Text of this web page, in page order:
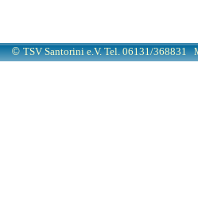
©TSV Santorini e.V. Tel. 06131/368831